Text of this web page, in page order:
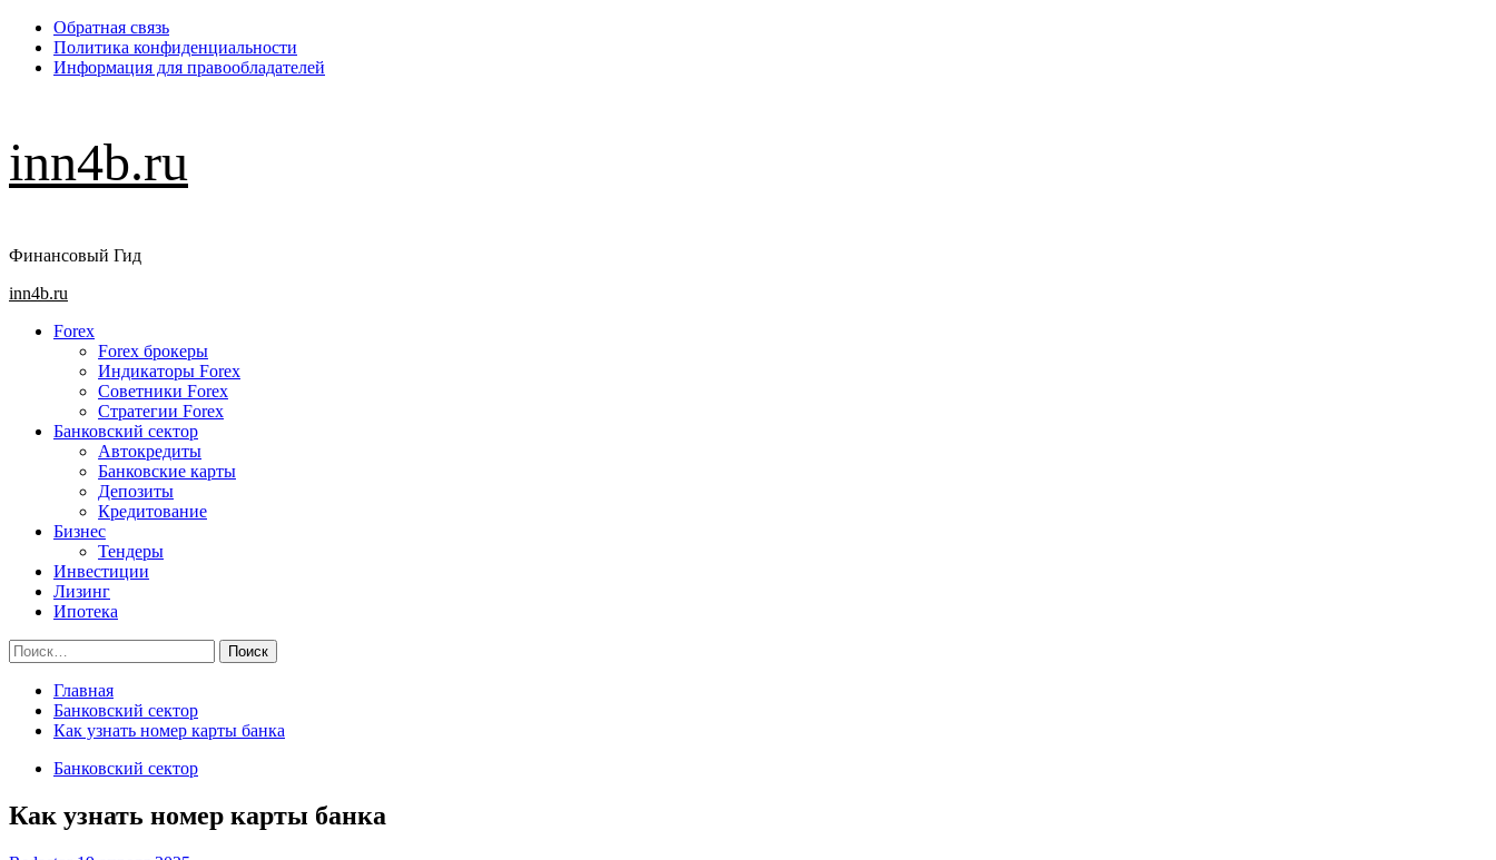
Перейти
содержимому
Обратная связь
Политика конфиденциальности
Информация для правообладателей
inn4b.ru
Финансовый Гид
Основное
inn4b.ru
Forex
Forex брокеры
Индикаторы Forex
Советники Forex
Стратегии Forex
Банковский сектор
Автокредиты
Банковские карты
Депозиты
Кредитование
Бизнес
Тендеры
Инвестиции
Лизинг
Ипотека
Найти:
Главная
Банковский сектор
Как узнать номер карты банка
Банковский сектор
Как узнать номер карты банка